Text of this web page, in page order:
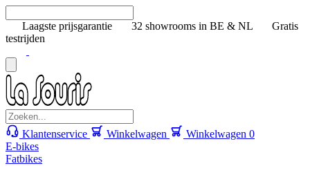
Laagste prijsgarantie 32 showrooms in BE & NL
Gratis
testrijden
Klantenservice Winkelwagen Winkelwagen 0
E-bikes
Fatbikes